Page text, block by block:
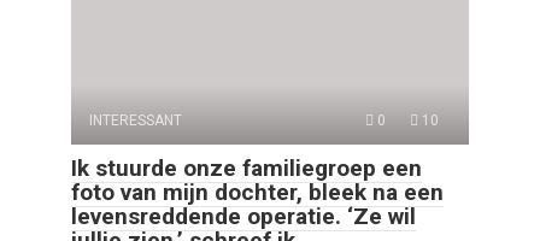
INTERESSANT 0 10
Ik stuurde onze familiegroep een
foto van mijn dochter, bleek na een
levensreddende operatie. ‘Ze wil